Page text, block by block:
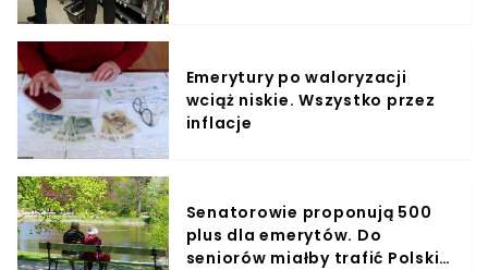
Emerytury po waloryzacji
wciąż niskie. Wszystko przez
inflacje
Senatorowie proponują 500
plus dla emerytów. Do
seniorów miałby trafić Polski